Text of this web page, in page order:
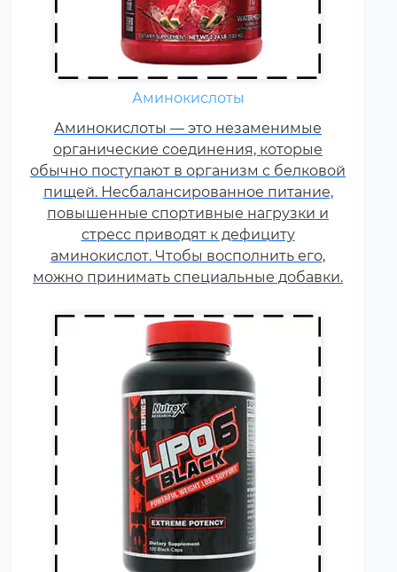
Аминокислоты
Аминокислоты — это незаменимые
органические соединения, которые
обычно поступают в организм с белковой
пищей. Несбалансированное питание,
повышенные спортивные нагрузки и
стресс приводят к дефициту
аминокислот. Чтобы восполнить его,
можно принимать специальные добавки.
Жиросжигатели относятся к
добавок, которые способствуют
улучшению результатов
тренировок и помогают
избавляться от лишнего жира,
используя его в качестве
дополнительного источника
энергии.
Гейнер (от англ. gain — прирост,
добавка) — пищевая добавка
при спортивном питании.